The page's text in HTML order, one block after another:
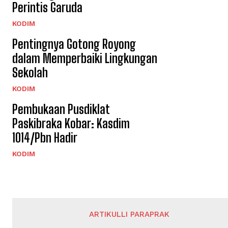
Perintis Garuda
KODIM
Pentingnya Gotong Royong
dalam Memperbaiki Lingkungan
Sekolah
KODIM
Pembukaan Pusdiklat
Paskibraka Kobar: Kasdim
1014/Pbn Hadir
KODIM
ARTIKULLI PARAPRAK